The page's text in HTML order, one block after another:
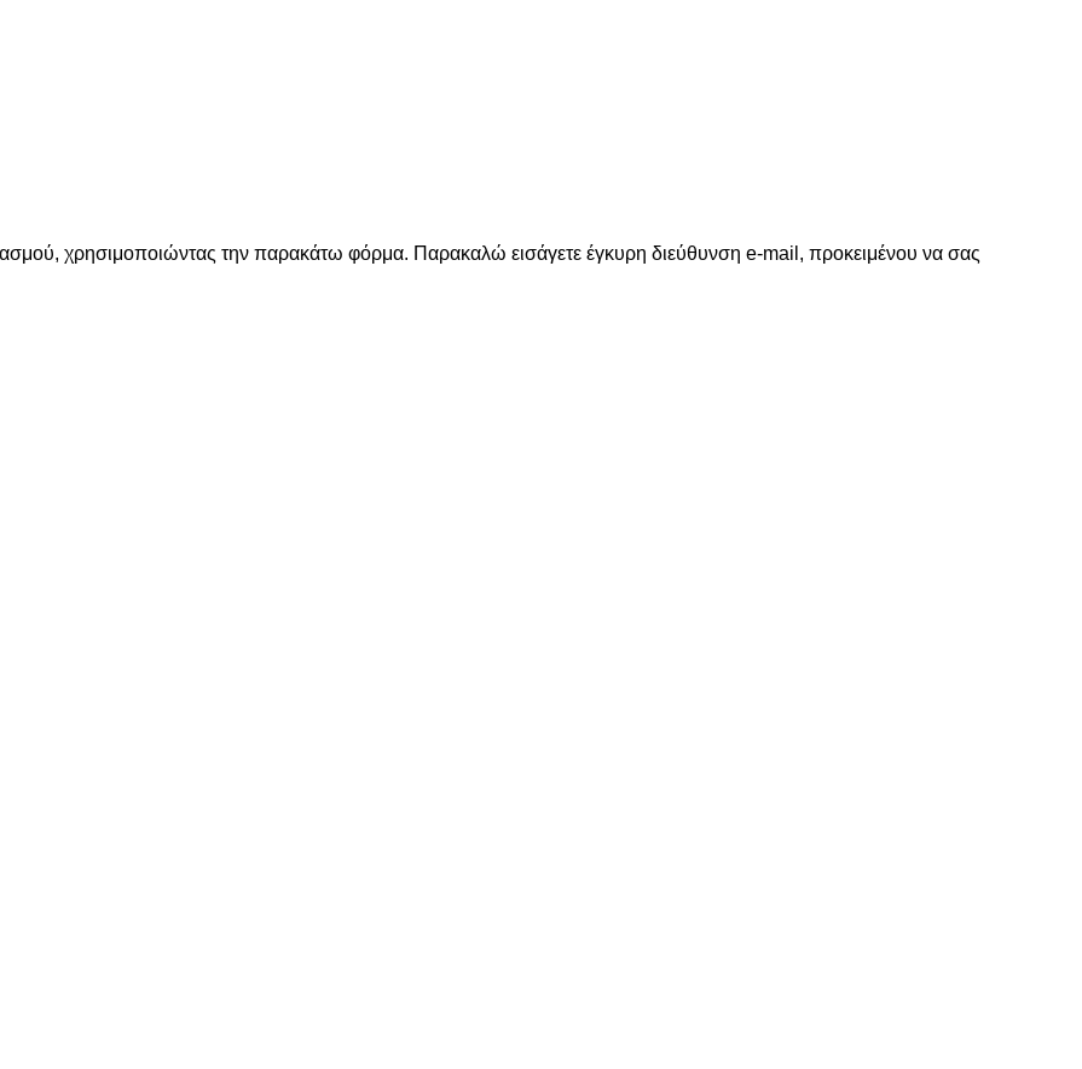
χρησιμοποιώντας την παρακάτω φόρμα. Παρακαλώ εισάγετε έγκυρη διεύθυνση e-mail, προκειμένου να σας